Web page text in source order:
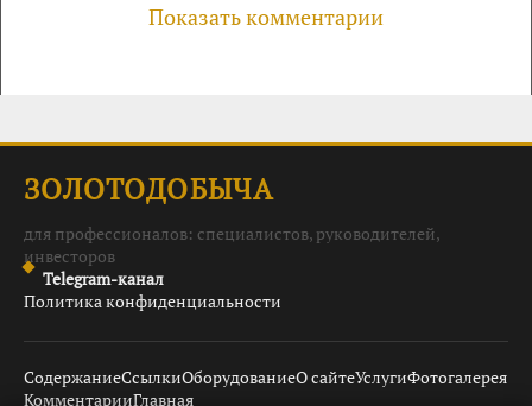
Показать комментарии
ЗОЛОТОДОБЫЧА
для профессионалов: специалистов, руководителей,
инвесторов
Telegram-канал
Политика конфиденциальности
СодержаниеСсылкиОборудованиеО сайтеУслугиФотогалерея
КомментарииГлавная